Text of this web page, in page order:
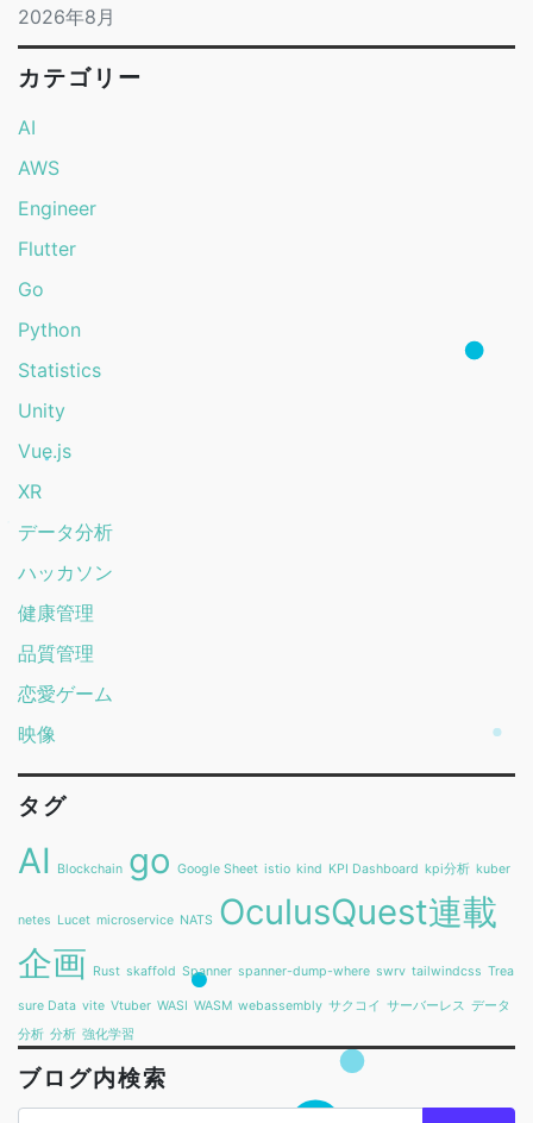
2026年8月
カテゴリー
AI
AWS
Engineer
Flutter
Go
Python
Statistics
Unity
Vue.js
XR
データ分析
ハッカソン
健康管理
品質管理
恋愛ゲーム
映像
タグ
AI Blockchain go Google Sheet istio kind KPI Dashboard kpi分析 kuber
netes Lucet microservice NATS OculusQuest連載
企画 Rust skaffold Spanner spanner-dump-where swrv tailwindcss Trea
sure Data vite Vtuber WASI WASM webassembly サクコイ サーバーレス データ
分析 分析 強化学習
ブログ内検索